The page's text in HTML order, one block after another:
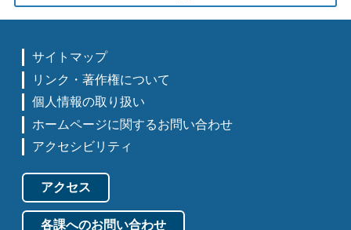
サイトマップ
リンク・著作権について
個人情報の取り扱い
ホームページに関するお問い合わせ
アクセシビリティ
アクセス
各課へのお問い合わせ